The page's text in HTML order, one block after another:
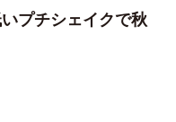
プチシェイクで秋